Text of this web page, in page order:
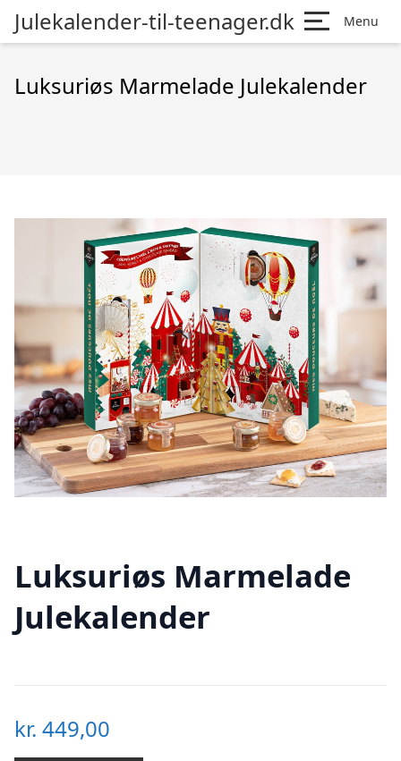
Julekalender-til-teenager.dk Menu
Luksuriøs Marmelade Julekalender
Luksuriøs Marmelade
Julekalender
kr. 449,00